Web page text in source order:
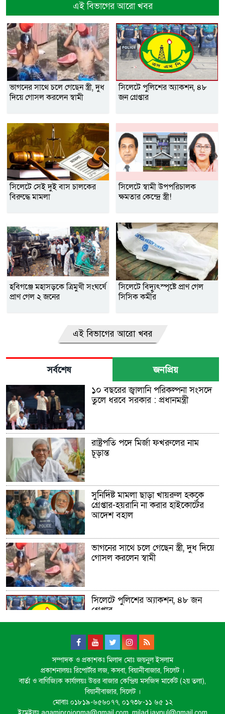
এই বিভাগের আরো খবর
ভাগনের সাথে চলে গেছেন স্ত্রী, দুধ
দিয়ে গোসল করলেন স্বামী
সিলেটে পুলিশের অ্যাকশন, ৪৮
জন গ্রেপ্তার
সিলেটে সেই দুই বাস চালকের
বিরুদ্ধে মামলা
সিলেটে স্বামী উপপরিচালক
ক্ষমতার কেন্দ্রে স্ত্রী!
হবিগঞ্জে মহাসড়কে ত্রিমুখী সংঘর্ষে
প্রাণ গেল ২ জনের
সিলেটে বিদ্যুৎস্পৃষ্টে প্রাণ গেল
সিসিক কর্মীর
এই বিভাগের আরো খবর
সর্বশেষ জনপ্রিয়
১০ বছরের জ্বালানি পরিকল্পনা সংসদে
তুলে ধরবে সরকার : প্রধানমন্ত্রী
রাষ্ট্রপতি পদে মির্জা ফখরুলের নাম
চূড়ান্ত
সুনির্দিষ্ট মামলা ছাড়া খায়রুল হককে
গ্রেপ্তার-হয়রানি না করার হাইকোর্টের
আদেশ বহাল
ভাগনের সাথে চলে গেছেন স্ত্রী, দুধ দিয়ে
গোসল করলেন স্বামী
সিলেটে পুলিশের অ্যাকশন, ৪৮ জন
গ্রেপ্তার
সিলেটে সেই দুই বাস চালকের বিরুদ্ধে
মামলা
মানবপাচার নিয়ে সিলেটের ডিবির হাওরে
সম্পাদক ও প্রকাশকঃ মিলাদ মোঃ জয়নুল ইসলাম
প্রকাশনালয়ঃ রিপোর্টার লজ, কসবা, বিয়ানীবাজার, সিলেট ।
বার্তা ও বাণিজ্যিক কার্যালয়ঃ উত্তর বাজার কেন্দ্রিয় মসজিদ মার্কেট (২য় তলা),
বিয়ানীবাজার, সিলেট ।
মোবাঃ ০১৮১৯-৬৫৬০৭৭, ০১৭৩৮-১১ ৬৫ ১২